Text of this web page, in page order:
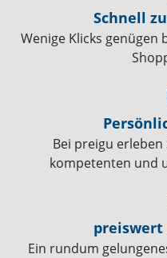
Schnell
Wenige Klicks genügen
Bei preigu
kompetenten und
preiswert
Ein rundum